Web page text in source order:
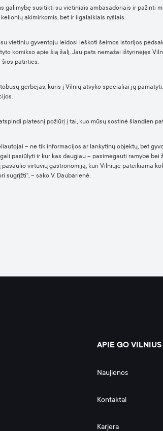
susitikti su vietiniais ambasadoriais ir pažinti
akimirkomis, bet ir ilgalaikiais ryšiais.
vietiniu gyventoju leidosi ieškoti šeimos istorijos
komikso apie šią šalį. Jau pats nemažai ištyrinėjęs
šios patirties.
gerbėjas, kuris į Vilnių atvyko specialiai jų
platesnį požiūrį į tai, kuo mūsų sostinė šiandien
– ne tik informacijos ar lankytinų objektų, bet
pasiūlyti ir kur kas daugiau – pasimėgauti ramybe
virtuvių gastronomiją, kuri Vilniuje pateikiama
sugrįžti“, – sako V. Daubarienė.
APIE GO VILNIUS
Naujienos
Kontaktai
Karjera